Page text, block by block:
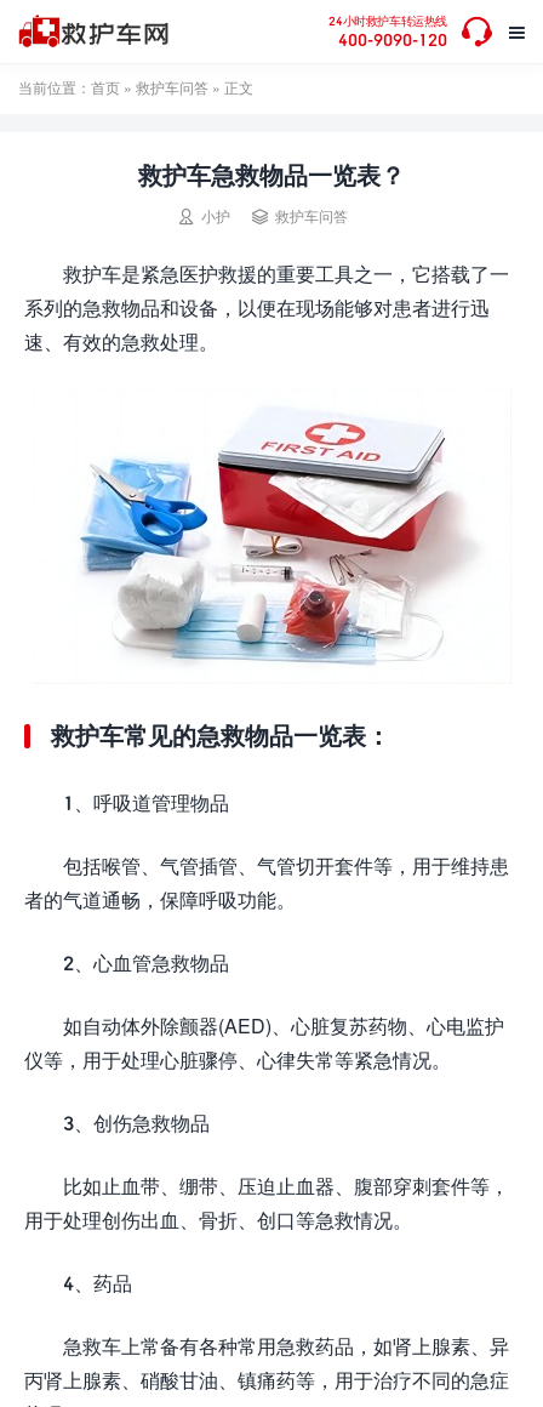

24小时救护车转运热线
400-9090-120 
当前位置： 首页 » 救护车问答 » 正文
救护车急救物品一览表？
 小护  救护车问答
救护车是紧急医护救援的重要工具之一，它搭载了一
系列的急救物品和设备，以便在现场能够对患者进行迅
速、有效的急救处理。
救护车常见的急救物品一览表：
1、呼吸道管理物品
包括喉管、气管插管、气管切开套件等，用于维持患
者的气道通畅，保障呼吸功能。
2、心血管急救物品
如自动体外除颤器(AED)、心脏复苏药物、心电监护
仪等，用于处理心脏骤停、心律失常等紧急情况。
3、创伤急救物品
比如止血带、绷带、压迫止血器、腹部穿刺套件等，
用于处理创伤出血、骨折、创口等急救情况。
4、药品
急救车上常备有各种常用急救药品，如肾上腺素、异
丙肾上腺素、硝酸甘油、镇痛药等，用于治疗不同的急症